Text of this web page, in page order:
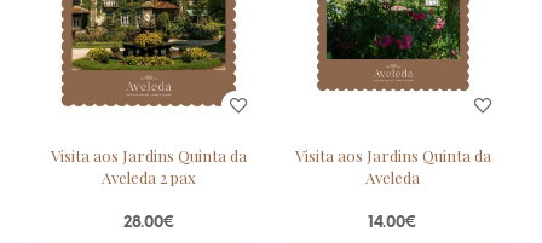
Visita aos Jardins Quinta da
Aveleda 2 pax
28.00€
Visita aos Jardins Quinta da
Aveleda
14.00€